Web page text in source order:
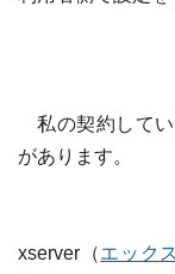
私の契約してい
があります。
xserver （エック